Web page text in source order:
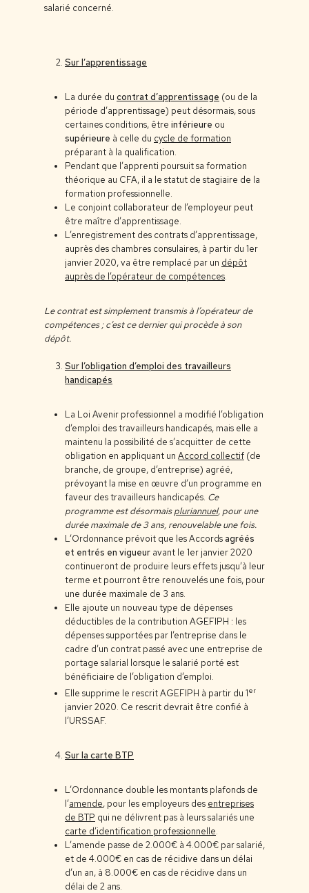
salarié concerné.
Sur l’apprentissage
La durée du contrat d’apprentissage (ou de la
période d’apprentissage) peut désormais, sous
certaines conditions, être inférieure ou
supérieure à celle du cycle de formation
préparant à la qualification.
Pendant que l’apprenti poursuit sa formation
théorique au CFA, il a le statut de stagiaire de la
formation professionnelle.
Le conjoint collaborateur de l’employeur peut
être maître d’apprentissage.
L’enregistrement des contrats d’apprentissage,
auprès des chambres consulaires, à partir du 1er
janvier 2020, va être remplacé par un dépôt
auprès de l’opérateur de compétences.
Le contrat est simplement transmis à l’opérateur de
compétences ; c’est ce dernier qui procède à son
dépôt.
Sur l’obligation d’emploi des travailleurs
handicapés
La Loi Avenir professionnel a modifié l’obligation
d’emploi des travailleurs handicapés, mais elle a
maintenu la possibilité de s’acquitter de cette
obligation en appliquant un Accord collectif (de
branche, de groupe, d’entreprise) agréé,
prévoyant la mise en œuvre d’un programme en
faveur des travailleurs handicapés. Ce
programme est désormaispluriannuel, pour une
durée maximale de 3 ans, renouvelable une fois.
L’Ordonnance prévoit que les Accords agréés
et entrés en vigueur avant le 1er janvier 2020
continueront de produire leurs effets jusqu’à leur
terme et pourront être renouvelés une fois, pour
une durée maximale de 3 ans.
Elle ajoute un nouveau type de dépenses
déductibles de la contribution AGEFIPH : les
dépenses supportées par l’entreprise dans le
cadre d’un contrat passé avec une entreprise de
portage salarial lorsque le salarié porté est
bénéficiaire de l’obligation d’emploi.
Elle supprime le rescrit AGEFIPH à partir du 1er
janvier 2020. Ce rescrit devrait être confié à
l’URSSAF.
Sur la carte BTP
L’Ordonnance double les montants plafonds de
l’amende, pour les employeurs des entreprises
de BTP qui ne délivrent pas à leurs salariés une
carte d’identification professionnelle.
L’amende passe de 2.000€ à 4.000€ par salarié,
et de 4.000€ en cas de récidive dans un délai
d’un an, à 8.000€ en cas de récidive dans un
délai de 2 ans.